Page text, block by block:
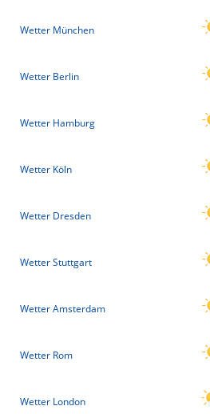
Wetter München
Wetter Berlin
Wetter Hamburg
Wetter Köln
Wetter Dresden
Wetter Stuttgart
Wetter Amsterdam
Wetter Rom
Wetter London